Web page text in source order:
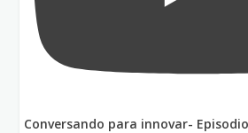
Conversando para innovar-